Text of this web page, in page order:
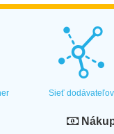
Sieť dodávateľov